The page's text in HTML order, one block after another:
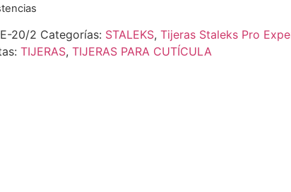
20/2 Categorías: STALEKS, Tijeras Staleks Pro
TIJERAS, TIJERAS PARA CUTÍCULA